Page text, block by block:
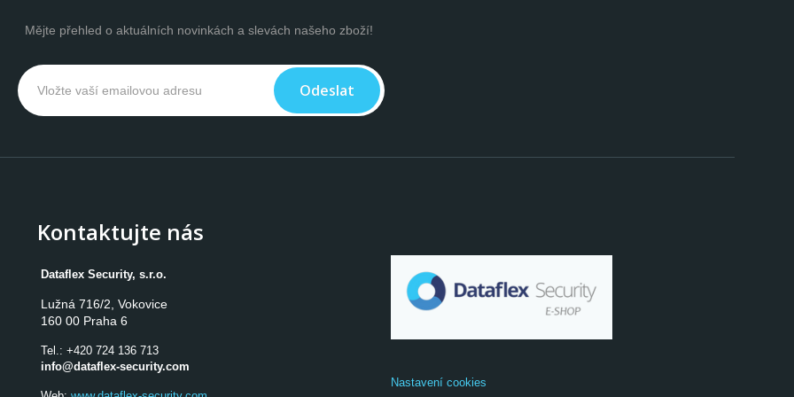
Mějte přehled o aktuálních novinkách a slevách našeho zboží!
Odeslat
Kontaktujte nás
Dataflex Security, s.r.o.
Lužná 716/2, Vokovice
160 00 Praha 6
Tel.:+420 724 136 713
info@dataflex-security.com
Nastavení cookies